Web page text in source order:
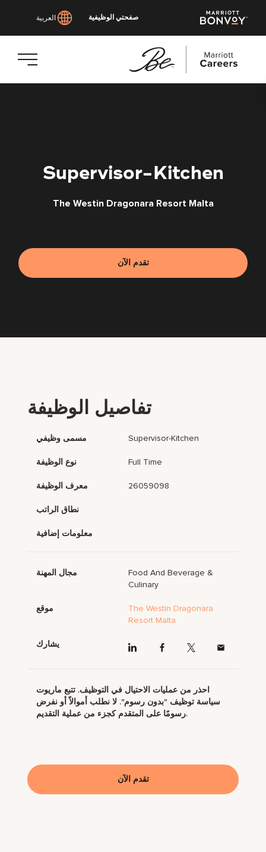
صفحتي الوظيفية العربية
Supervisor-Kitchen
The Westin Dragonara Resort Malta
تقدم الآن
تفاصيل الوظيفة
مسمى وظيفي Supervisor-Kitchen
نوع الوظيفة Full Time
معرف الوظيفة 26059098
نطاق الراتب
معلومات إضافية
مجال المهنة
Food And Beverage &
Culinary
موقع
The Westin Dragonara
Resort Malta
يشارك
احذر من عمليات الاحتيال في التوظيف. تتبع ماريوت
سياسة توظيف "بدون رسوم". لا نطلب أموالاً أو نفرض
رسومًا على المتقدم كجزء من عملية التقديم.
تقدم الآن